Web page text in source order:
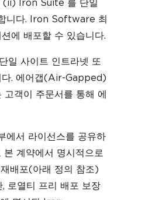
(ii) Iron Suite 를 단일
니다. Iron Software 최
에 배포할 수 있습니다.
일 사이트 인트라넷 또
다. 에어갭(Air-Gapped)
객이 주문서를 통해 에
에서 라이선스를 공유하
계약에서 명시적으로
배포(아래 정의 참조)
로열티 프리 배포 보장